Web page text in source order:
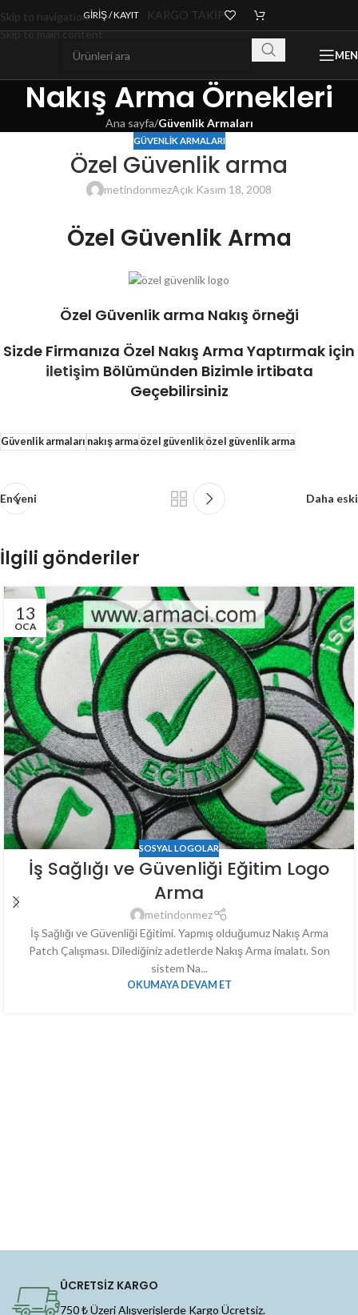
Skip to navigation
Skip to main content
GIRIŞ / KAYIT KARGO TAKİP
Nakış Arma Örnekleri
Ana sayfa/Güvenlik Armaları
GÜVENLIK ARMALARI
Özel Güvenlik arma
metindonmezAçık Kasım 18, 2008
Özel Güvenlik Arma
Özel Güvenlik arma Nakış örneği
Sizde Firmanıza Özel Nakış Arma Yaptırmak için
iletişim Bölümünden Bizimle irtibata
Geçebilirsiniz
Güvenlik armaları nakış armaözel güvenliközel güvenlik arma
En yeni Daha eski
İlgili gönderiler
13
OCA
SOSYAL LOGOLAR
İş Sağlığı ve Güvenliği Eğitim Logo
Arma
metindonmez
İş Sağlığı ve Güvenliği Eğitimi. Yapmış olduğumuz Nakış Arma
Patch Çalışması. Dilediğiniz adetlerde Nakış Arma imalatı. Son
sistem Na...
OKUMAYA DEVAM ET
ÜCRETSİZ KARGO
750 ₺ Üzeri Alışverişlerde Kargo Ücretsiz.